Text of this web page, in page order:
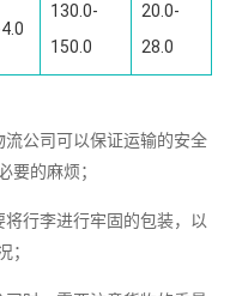
130.0-
150.0
20.0-
28.0
公司可以保证运输的安全
要的麻烦；
行李进行牢固的包装，以
；